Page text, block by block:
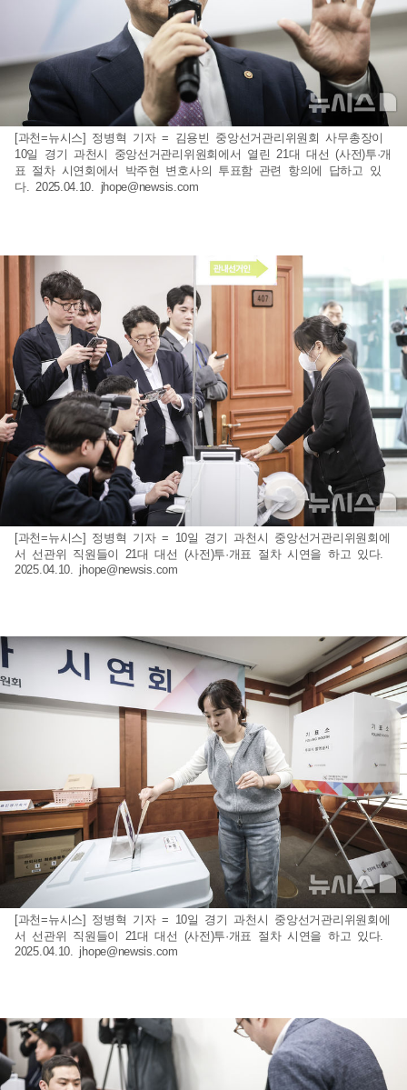
[과천=뉴시스] 정병혁 기자 = 김용빈 중앙선거관리위원회 사무총장이
10일 경기 과천시 중앙선거관리위원회에서 열린 21대 대선 (사전)투·개
표 절차 시연회에서 박주현 변호사의 투표함 관련 항의에 답하고 있
다. 2025.04.10. jhope@newsis.com
[과천=뉴시스] 정병혁 기자 = 10일 경기 과천시 중앙선거관리위원회에
서 선관위 직원들이 21대 대선 (사전)투·개표 절차 시연을 하고 있다.
2025.04.10. jhope@newsis.com
[과천=뉴시스] 정병혁 기자 = 10일 경기 과천시 중앙선거관리위원회에
서 선관위 직원들이 21대 대선 (사전)투·개표 절차 시연을 하고 있다.
2025.04.10. jhope@newsis.com